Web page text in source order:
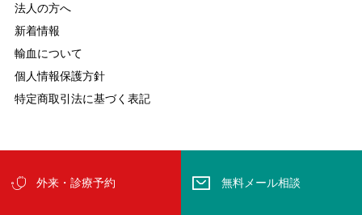
外来・診療予約 無料メール相談
法人の方へ
新着情報
輸血について
個人情報保護方針
特定商取引法に基づく表記